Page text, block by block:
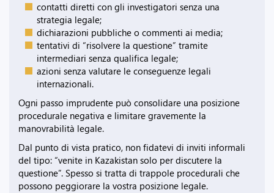
contatti diretti con gli investigatori senza una
strategia legale;
dichiarazioni pubbliche o commenti ai media;
tentativi di “risolvere la questione” tramite
intermediari senza qualifica legale;
azioni senza valutare le conseguenze legali
internazionali.
Ogni passo imprudente può consolidare una posizione
procedurale negativa e limitare gravemente la
manovrabilità legale.
Dal punto di vista pratico, non fidatevi di inviti informali
del tipo: “venite in Kazakistan solo per discutere la
questione”. Spesso si tratta di trappole procedurali che
possono peggiorare la vostra posizione legale.